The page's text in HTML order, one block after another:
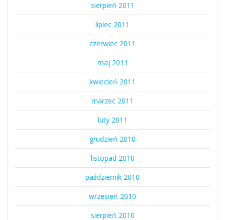
sierpień 2011
lipiec 2011
czerwiec 2011
maj 2011
kwiecień 2011
marzec 2011
luty 2011
grudzień 2010
listopad 2010
październik 2010
wrzesień 2010
sierpień 2010